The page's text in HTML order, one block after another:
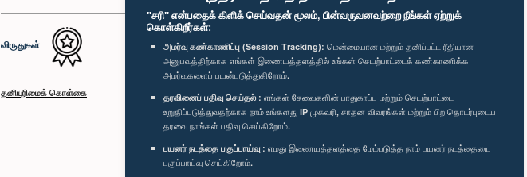
"சரி" என்பதைக் கிளிக் செய்வதன் மூலம், பின்வருவனவற்றை நீங்கள் ஏற்றுக்
கொள்கிறீர்கள்:
அமர்வு கண்காணிப்பு (Session Tracking): மென்மையான மற்றும் தனிப்பட்ட ரீதியான
அனுபவத்திற்காக எங்கள் இணையத்தளத்தில் உங்கள் செயற்பாட்டைக் கண்காணிக்க
அமர்வுகளைப் பயன்படுத்துகிறோம்.
தரவினைப் பதிவு செய்தல் : எங்கள் சேவைகளின் பாதுகாப்பு மற்றும் செயற்பாட்டை
உறுதிப்படுத்துவதற்காக நாம் உங்களது IP முகவரி, சாதன விவரங்கள் மற்றும் பிற தொடர்புடைய
தரவை நாங்கள் பதிவு செய்கிறோம்.
பயனர் நடத்தை பகுப்பாய்வு : எமது இணையத்தளத்தை மேம்படுத்த நாம் பயனர் நடத்தையை
பகுப்பாய்வு செய்கிறோம்.
விருதுகள்
தனியுரிமைக் கொள்கை